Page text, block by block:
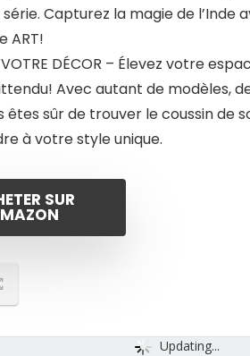
Capturez la magie de l’Inde
ART!
VOTRE DÉCOR – Élevez votre
Avec autant de modèles,
êtes sûr de trouver le coussin de
à votre style unique.
SUR
Updating...